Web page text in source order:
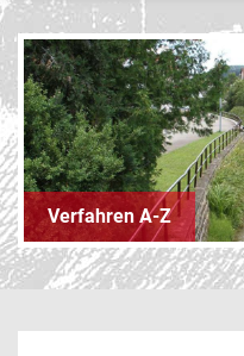
Verfahren A-Z